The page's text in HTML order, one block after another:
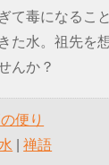
て毒になるこ
た水。祖先を
んか？
便り
|禅語